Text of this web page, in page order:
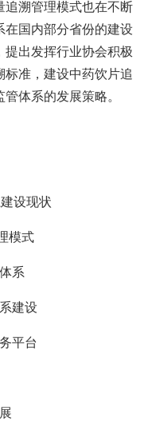
追溯管理模式也在不断
国内部分省份的建设
出发挥行业协会积极
准，建设中药饮片追
体系的发展策略。
设现状
模式
系
建设
平台